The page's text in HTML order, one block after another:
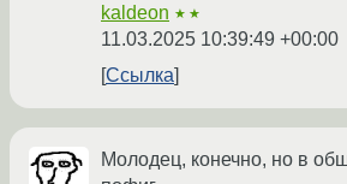
kaldeon ★★
11.03.2025 10:39:49 +00:00
Ссылка
Молодец, конечно, но в